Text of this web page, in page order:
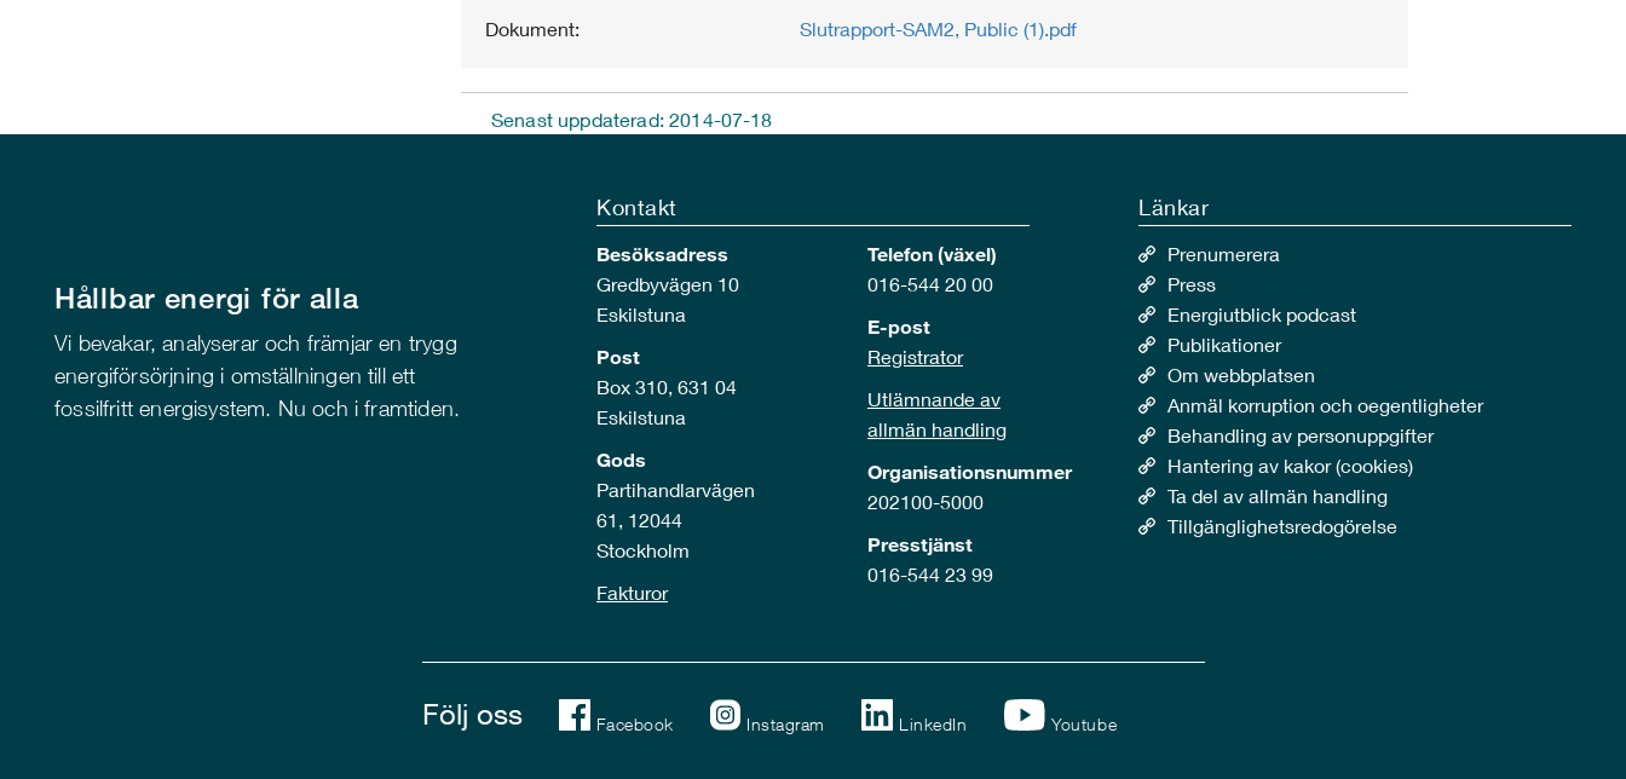
Dokument: Slutrapport-SAM2, Public (1).pdf
Senast uppdaterad: 2014-07-18
Hållbar energi för alla
Vi bevakar, analyserar och främjar en trygg
energiförsörjning i omställningen till ett
fossilfritt energisystem. Nu och i framtiden.
Kontakt
Besöksadress
Gredbyvägen 10
Eskilstuna
Post
Box 310, 631 04
Eskilstuna
Gods
Partihandlarvägen
61, 12044
Stockholm
Fakturor
Telefon (växel)
016-544 20 00
E-post
Registrator
Utlämnande av
allmän handling
Organisationsnummer
202100-5000
Presstjänst
016-544 23 99
Länkar
Prenumerera
Press
Energiutblick podcast
Publikationer
Om webbplatsen
Anmäl korruption och oegentligheter
Behandling av personuppgifter
Hantering av kakor (cookies)
Ta del av allmän handling
Tillgänglighetsredogörelse
Följ oss Facebook Instagram LinkedIn Youtube